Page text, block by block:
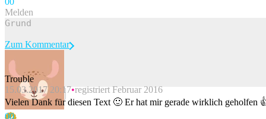
Melden
Beitrag melden
Zum Kommentar
Trouble
15.03.2017 20:17 registriert Februar 2016
Vielen Dank für diesen Text 🙂 Er hat mir gerade wirklich geholfen
00